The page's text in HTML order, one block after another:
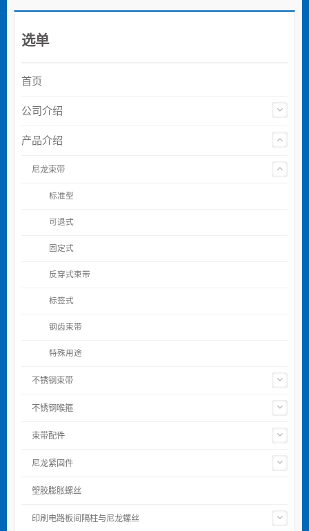
选单
首页
公司介绍
产品介绍
尼龙束带
标准型
可退式
固定式
反穿式束带
标签式
钢齿束带
特殊用途
不锈钢束带
不锈钢喉箍
束带配件
尼龙紧固件
塑胶膨胀螺丝
印刷电路板间隔柱与尼龙螺丝